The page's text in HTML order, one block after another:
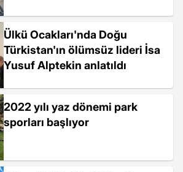
Ülkü Ocakları'nda Doğu
Türkistan'ın ölümsüz lideri İsa
Yusuf Alptekin anlatıldı
2022 yılı yaz dönemi park
sporları başlıyor